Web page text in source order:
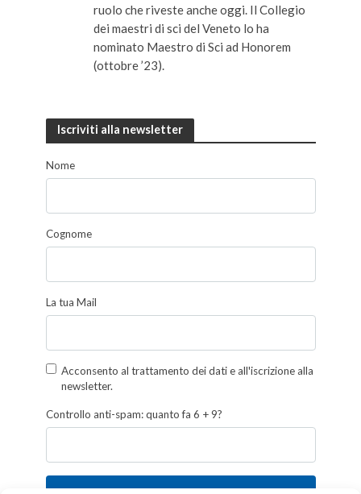
ruolo che riveste anche oggi. Il Collegio
dei maestri di sci del Veneto lo ha
nominato Maestro di Sci ad Honorem
(ottobre ’23).
Iscriviti alla newsletter
Nome
Cognome
La tua Mail
Acconsento al trattamento dei dati e all'iscrizione alla
newsletter.
Controllo anti-spam: quanto fa 6 + 9?